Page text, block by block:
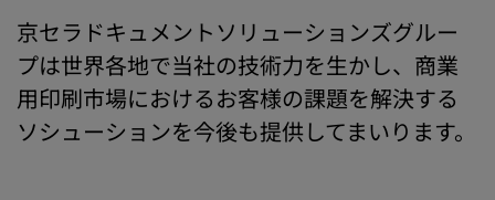
京セラドキュメントソリューションズグルー
プは世界各地で当社の技術力を生かし、商業
用印刷市場におけるお客様の課題を解決する
ソシューションを今後も提供してまいります。